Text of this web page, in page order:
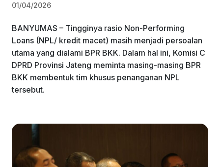
01/04/2026
BANYUMAS – Tingginya rasio Non-Performing
Loans (NPL/ kredit macet) masih menjadi persoalan
utama yang dialami BPR BKK. Dalam hal ini, Komisi C
DPRD Provinsi Jateng meminta masing-masing BPR
BKK membentuk tim khusus penanganan NPL
tersebut.